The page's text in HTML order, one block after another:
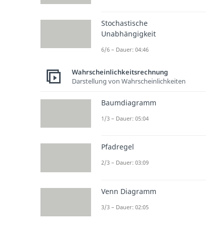
Stochastische
Unabhängigkeit
6/6 – Dauer: 04:46
Wahrscheinlichkeitsrechnung
Darstellung von Wahrscheinlichkeiten
Baumdiagramm
1/3 – Dauer: 05:04
Pfadregel
2/3 – Dauer: 03:09
Venn Diagramm
3/3 – Dauer: 02:05